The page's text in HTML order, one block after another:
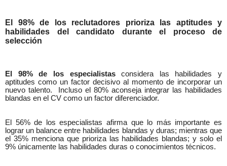
El 98% de los reclutadores prioriza las aptitudes y
habilidades del candidato durante el proceso de
selección
El 98% de los especialistasconsidera las habilidades y
aptitudes como un factor decisivo al momento de incorporar un
nuevo talento.
Incluso el 80% aconseja integrar las habilidades
blandas en el CV como un factor diferenciador.
El 56% de los especialistas afirma que lo más importante es
lograr un balance entre habilidades blandas y duras; mientras que
el 35% menciona que prioriza las habilidades blandas; y solo el
9% únicamente las habilidades duras o conocimientos técnicos.